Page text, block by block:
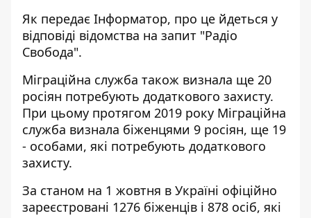
Як передає Інформатор, про це йдеться у
відповіді відомства на запит "Радіо
Свобода".
Міграційна служба також визнала ще 20
росіян потребують додаткового захисту.
При цьому протягом 2019 року Міграційна
служба визнала біженцями 9 росіян, ще 19
- особами, які потребують додаткового
захисту.
За станом на 1 жовтня в Україні офіційно
зареєстровані 1276 біженців і 878 осіб, які